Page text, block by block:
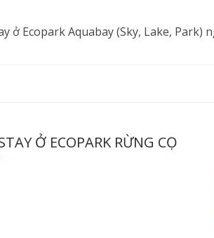
ở Ecopark Aquabay (Sky, Lake, Park)
Ở ECOPARK RỪNG CỌ